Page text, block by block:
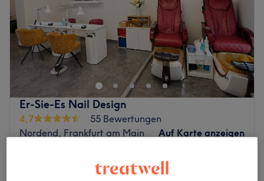
Er-Sie-Es Nail Design
4,7
55 Bewertungen
Nordend, Frankfurt am Main
Auf Karte anzeigen
Nagelmodellage - Auffüllen